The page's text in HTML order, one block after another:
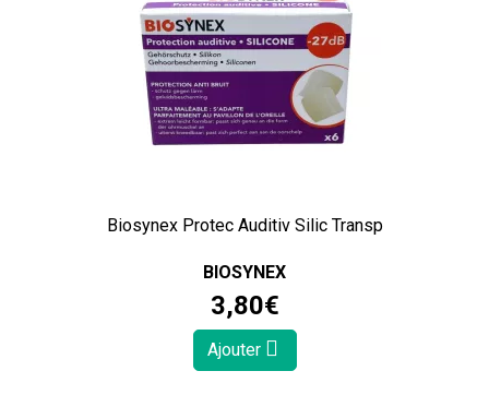
Biosynex Protec Auditiv Silic Transp
BIOSYNEX
3,80€
Ajouter